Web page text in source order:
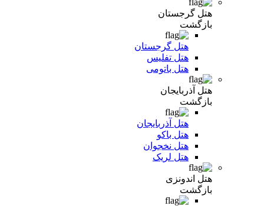
هتل گرجستان
بازگشت
هتل گرجستان
هتل تفلیس
هتل باتومی
هتل آذربایجان
بازگشت
هتل آذربایجان
هتل باکو
هتل نخجوان
هتل لریک
هتل اندونزی
بازگشت